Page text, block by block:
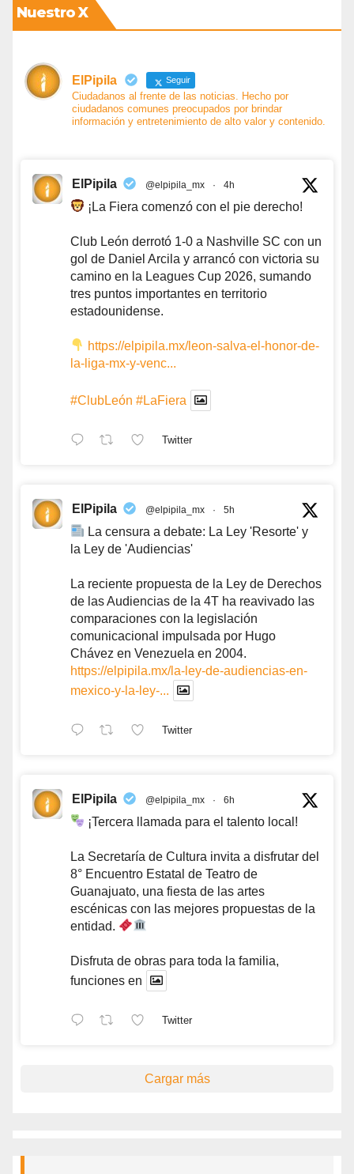
Nuestro X
ElPipila Seguir
Ciudadanos al frente de las noticias. Hecho por
ciudadanos comunes preocupados por brindar
información y entretenimiento de alto valor y contenido.
ElPipila @elpipila_mx · 4h
¡La Fiera comenzó con el pie derecho!
Club León derrotó 1-0 a Nashville SC con un
gol de Daniel Arcila y arrancó con victoria su
camino en la Leagues Cup 2026, sumando
tres puntos importantes en territorio
estadounidense.
https://elpipila.mx/leon-salva-el-honor-de-
la-liga-mx-y-venc...
#ClubLeón #LaFiera
Twitter
ElPipila @elpipila_mx · 5h
La censura a debate: La Ley 'Resorte' y
la Ley de 'Audiencias'
La reciente propuesta de la Ley de Derechos
de las Audiencias de la 4T ha reavivado las
comparaciones con la legislación
comunicacional impulsada por Hugo
Chávez en Venezuela en 2004.
https://elpipila.mx/la-ley-de-audiencias-en-
mexico-y-la-ley-...
Twitter
ElPipila @elpipila_mx · 6h
¡Tercera llamada para el talento local!
La Secretaría de Cultura invita a disfrutar del
8° Encuentro Estatal de Teatro de
Guanajuato, una fiesta de las artes
escénicas con las mejores propuestas de la
entidad.
Disfruta de obras para toda la familia,
funciones en
Twitter
Cargar más